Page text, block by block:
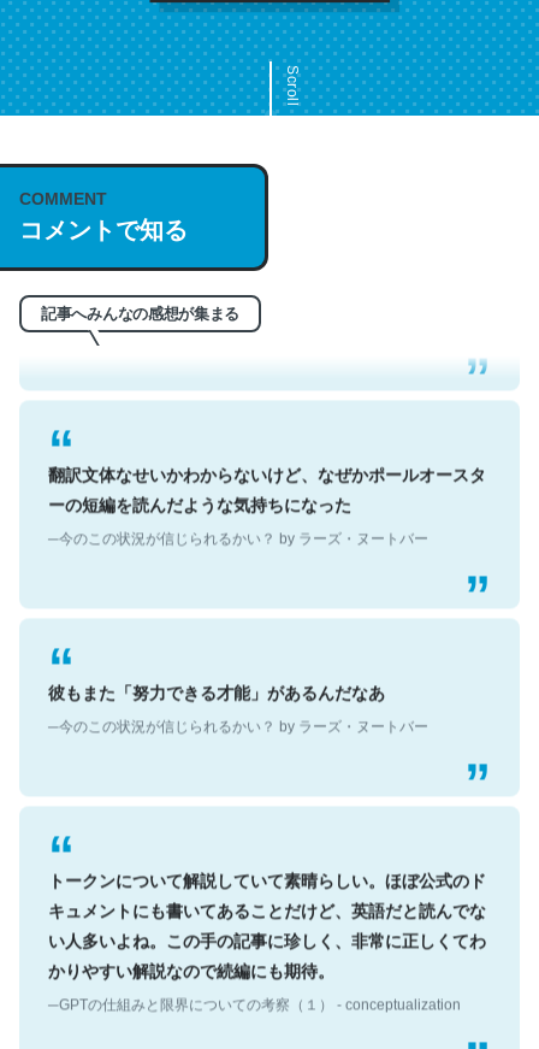
Scroll
COMMENT
コメントで知る
記事へみんなの感想が集まる
これは名文。彼はとてもクレバーなんだろうなと凄く思
う。英語少しでも読める人は原文もお勧め。自分はこの流
れ好き。Let’s Fucking Go. Then Covid hit. Shit.
─今のこの状況が信じられるかい？ by ラーズ・ヌートバー
翻訳文体なせいかわからないけど、なぜかポールオースタ
ーの短編を読んだような気持ちになった
彼もまた「努力できる才能」があるんだなあ
トークンについて解説していて素晴らしい。ほぼ公式のド
キュメントにも書いてあることだけど、英語だと読んでな
い人多いよね。この手の記事に珍しく、非常に正しくてわ
かりやすい解説なので続編にも期待。